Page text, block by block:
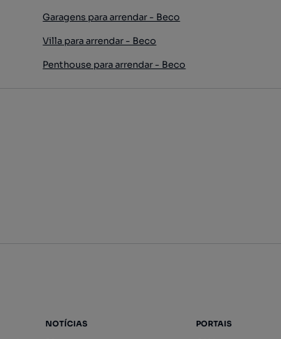
Garagens para arrendar - Beco
Villa para arrendar - Beco
Penthouse para arrendar - Beco
NOTÍCIAS PORTAIS